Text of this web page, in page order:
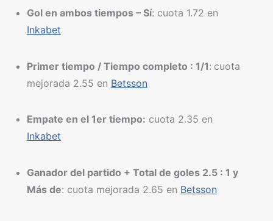
Gol en ambos tiempos – Sí: cuota 1.72 en
Inkabet
Primer tiempo / Tiempo completo : 1/1: cuota
mejorada 2.55 en Betsson
Empate en el 1er tiempo: cuota 2.35 en
Inkabet
Ganador del partido + Total de goles 2.5 : 1 y
Más de: cuota mejorada 2.65 en Betsson